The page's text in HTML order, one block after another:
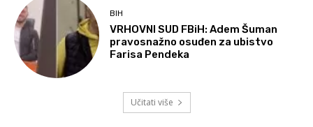
BIH
VRHOVNI SUD FBiH: Adem Šuman
pravosnažno osuđen za ubistvo
Farisa Pendeka
Učitati više